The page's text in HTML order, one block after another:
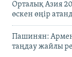
Орталық Азия
өскен өңір
Пашинян:
таңдау жайлы